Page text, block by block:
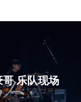
哥 乐队现场